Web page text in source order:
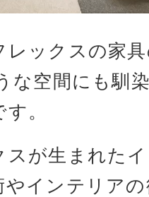
レックスの家
な空間にも馴
。
スが生まれた
やインテリア